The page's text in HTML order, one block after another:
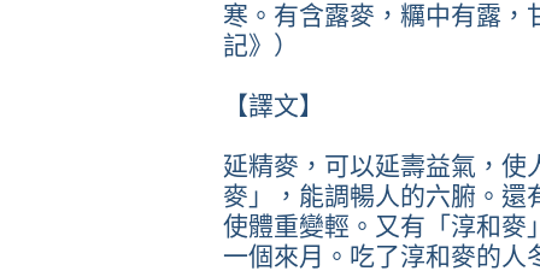
寒。有含露麥，糲中有露，
記》）
【譯文】
延精麥，可以延壽益氣，使
麥」，能調暢人的六腑。還
使體重變輕。又有「淳和麥
一個來月。吃了淳和麥的人